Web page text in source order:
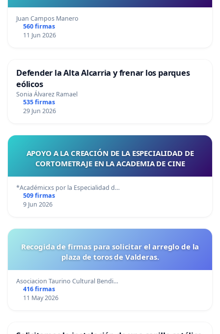
Juan Campos Manero
560 firmas
11 Jun 2026
Defender la Alta Alcarria y frenar los parques
eólicos
Sonia Álvarez Ramael
535 firmas
29 Jun 2026
APOYO A LA CREACIÓN DE LA ESPECIALIDAD DE
CORTOMETRAJE EN LA ACADEMIA DE CINE
*Académicxs por la Especialidad d…
509 firmas
9 Jun 2026
Recogida de firmas para solicitar el arreglo de la
plaza de toros de Valderas.
Asociacion Taurino Cultural Bendi…
416 firmas
11 May 2026